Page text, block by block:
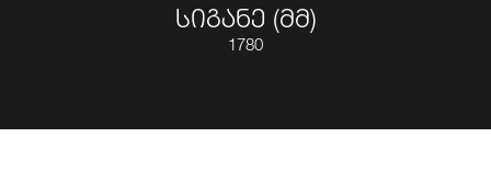
სიგანე (მმ)
1780